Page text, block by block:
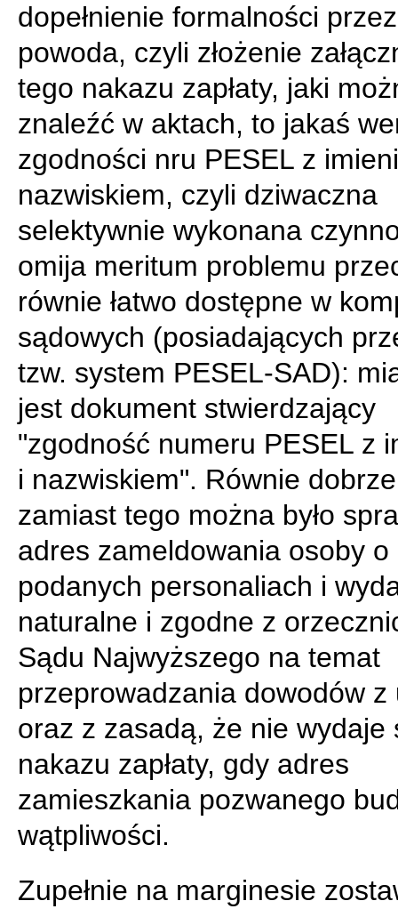
dopełnienie formalności przez
powoda, czyli złożenie
tego nakazu zapłaty, jaki
znaleźć w aktach, to jakaś
zgodności nru PESEL z
nazwiskiem, czyli dziwaczna
selektywnie wykonana
omija meritum problemu
równie łatwo dostępne w
sądowych (posiadających
tzw. system PESEL-SAD):
jest dokument stwierdzający
"zgodność numeru PESEL z
i nazwiskiem". Równie
zamiast tego można było
adres zameldowania osoby o
podanych personaliach i
naturalne i zgodne z
Sądu Najwyższego na temat
przeprowadzania dowodów z
oraz z zasadą, że nie wydaje
nakazu zapłaty, gdy adres
zamieszkania pozwanego
wątpliwości.
Zupełnie na marginesie